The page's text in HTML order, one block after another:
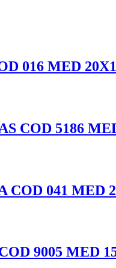
016 MED
COD 5186
041 MED
9005 MED